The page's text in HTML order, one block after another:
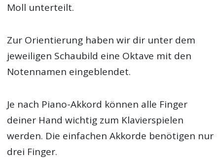
Moll unterteilt.
Zur Orientierung haben wir dir unter dem
jeweiligen Schaubild eine Oktave mit den
Notennamen eingeblendet.
Je nach Piano-Akkord können alle Finger
deiner Hand wichtig zum Klavierspielen
werden. Die einfachen Akkorde benötigen nur
drei Finger.